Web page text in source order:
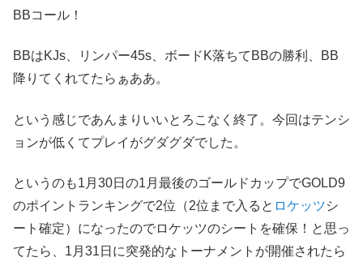
BBコール！
BBはKJs、リンパー45s、ボードK落ちてBBの勝利、BB
降りてくれてたらぁああ。
という感じであんまりいいとろこなく終了。今回はテンシ
ョンが低くてプレイがグダグダでした。
というのも1月30日の1月最後のゴールドカップでGOLD9
のポイントランキングで2位（2位まで入ると ロケッツシ
ート確定）になったのでロケッツのシートを確保！と思っ
てたら、1月31日に突発的なトーナメントが開催されたら